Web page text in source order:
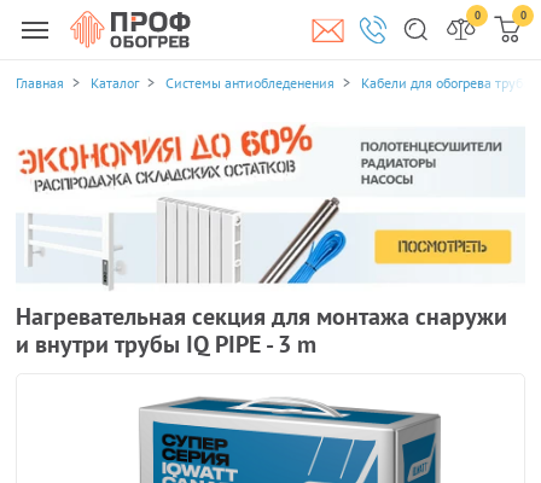
0 0
Главная Каталог Системы антиобледенения Кабели для обогрева
Нагревательная секция для монтажа снаружи
и внутри трубы IQ PIPE - 3 m